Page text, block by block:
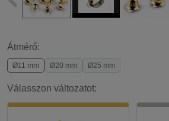
Átmérő:
Ø11 mm Ø20 mm Ø25 mm
Válasszon változatot: